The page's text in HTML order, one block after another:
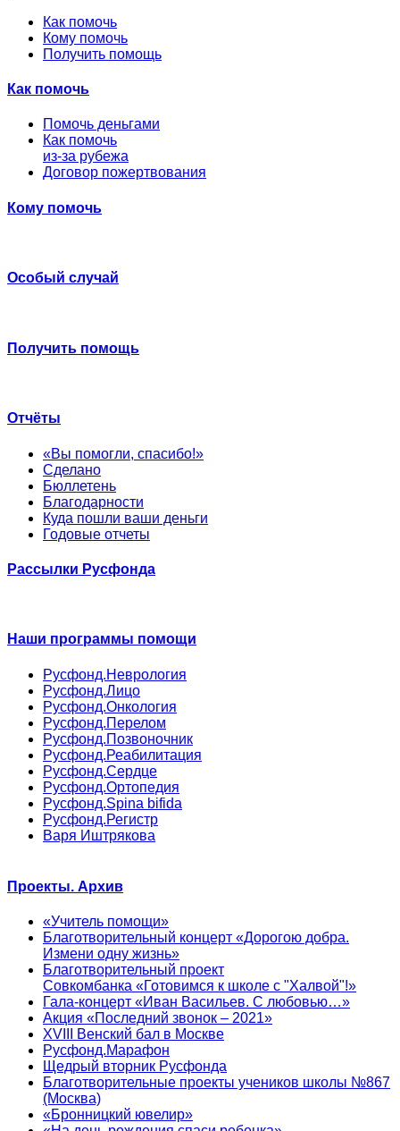
Как помочь
Кому помочь
Получить помощь
Как помочь
Помочь деньгами
Как помочь
из-за рубежа
Договор пожертвования
Кому помочь
Особый случай
Получить помощь
Отчёты
«Вы помогли, спасибо!»
Сделано
Бюллетень
Благодарности
Куда пошли ваши деньги
Годовые отчеты
Рассылки Русфонда
Наши программы помощи
Русфонд.Неврология
Русфонд.Лицо
Русфонд.Онкология
Русфонд.Перелом
Русфонд.Позвоночник
Русфонд.Реабилитация
Русфонд.Сердце
Русфонд.Ортопедия
Русфонд.Spina bifida
Русфонд.Регистр
Варя Иштрякова
Проекты. Архив
«Учитель помощи»
Благотворительный концерт «Дорогою добра.
Измени одну жизнь»
Благотворительный проект
Совкомбанка «Готовимся к школе с "Халвой"!»
Гала-концерт «Иван Васильев. С любовью…»
Акция «Последний звонок – 2021»
XVIII Венский бал в Москве
Русфонд.Марафон
Щедрый вторник Русфонда
Благотворительные проекты учеников школы №867
(Москва)
«Бронницкий ювелир»